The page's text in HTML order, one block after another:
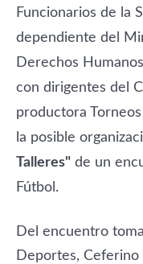
Funcionarios de la
dependiente del
Derechos
con dirigentes del
productora
la posible
Talleres" de un
Fútbol.
Del encuentro
Deportes, Ceferino